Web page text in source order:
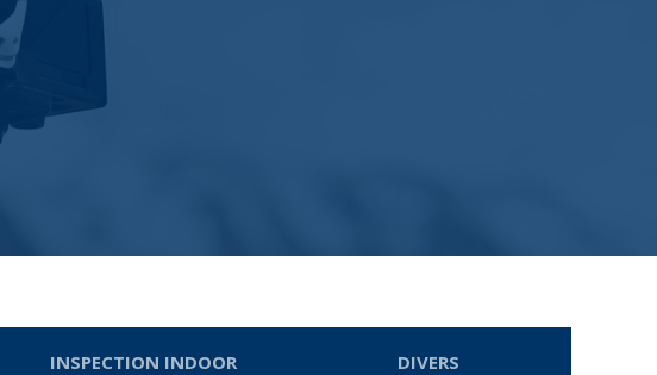
INSPECTION INDOOR DIVERS